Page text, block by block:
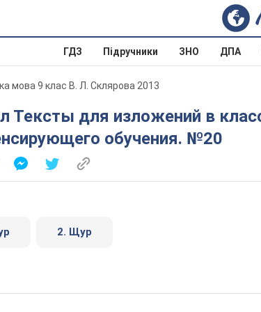
ГДЗ Підручники ЗНО ДПА
мова 9 клас В. Л. Склярова 2013
обучения. №20
2. Щур